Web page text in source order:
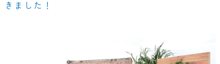
きました！